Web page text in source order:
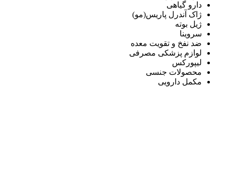
دارو گیاهی
ژاک آندرل پاریس(مو)
ژیل بوته
سروینا
ضد نفخ و تقویت معده
لوازم پزشکی مصرفی
لیپورکس
محصولات جنسی
مکمل دارویی